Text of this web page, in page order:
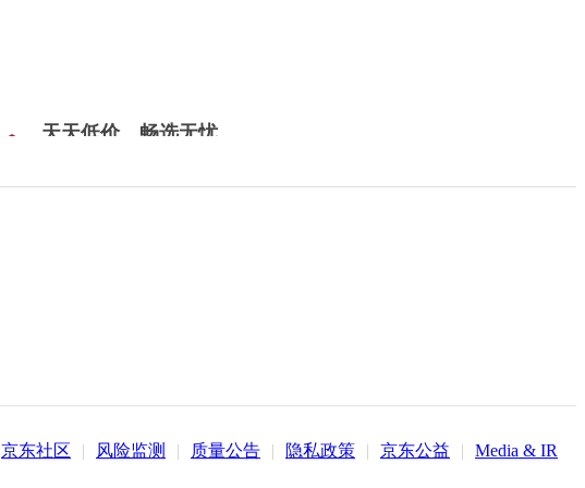
天天低价，畅选无忧
京东社区 | 风险监测 | 质量公告 | 隐私政策 | 京东公益 | Media & IR